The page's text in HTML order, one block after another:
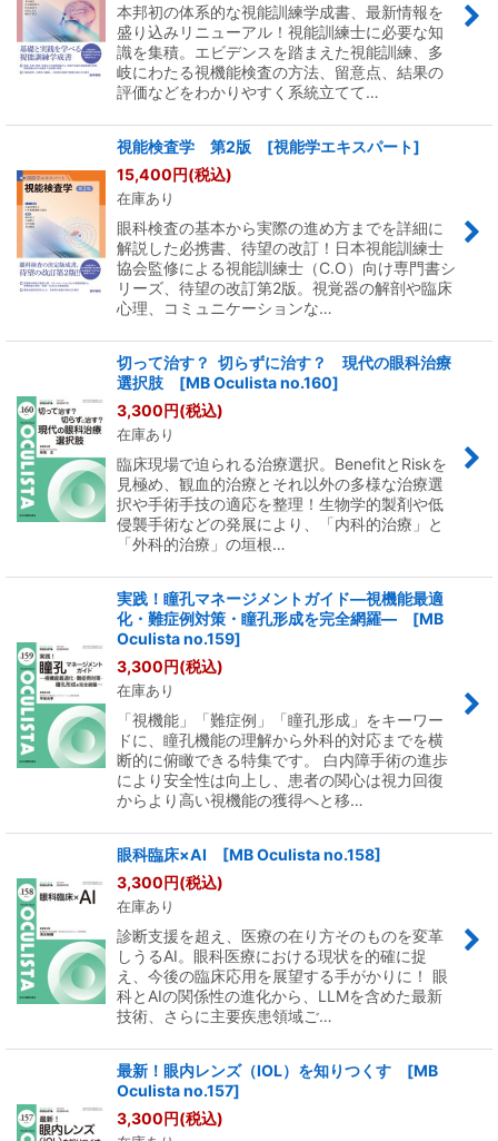
本邦初の体系的な視能訓練学成書、最新情報を
盛り込みリニューアル！視能訓練士に必要な知
識を集積。エビデンスを踏まえた視能訓練、多
岐にわたる視機能検査の方法、留意点、結果の
評価などをわかりやすく系統立てて…
視能検査学 第2版 [視能学エキスパート]
15,400円(税込)
在庫あり
眼科検査の基本から実際の進め方までを詳細に
解説した必携書、待望の改訂！日本視能訓練士
協会監修による視能訓練士（C.O）向け専門書シ
リーズ、待望の改訂第2版。視覚器の解剖や臨床
心理、コミュニケーションな…
切って治す？ 切らずに治す？ 現代の眼科治療
選択肢 [MB Oculista no.160]
3,300円(税込)
在庫あり
臨床現場で迫られる治療選択。BenefitとRiskを
見極め、観血的治療とそれ以外の多様な治療選
択や手術手技の適応を整理！生物学的製剤や低
侵襲手術などの発展により、「内科的治療」と
「外科的治療」の垣根…
実践！瞳孔マネージメントガイド―視機能最適
化・難症例対策・瞳孔形成を完全網羅― [MB
Oculista no.159]
3,300円(税込)
在庫あり
「視機能」「難症例」「瞳孔形成」をキーワー
ドに、瞳孔機能の理解から外科的対応までを横
断的に俯瞰できる特集です。 白内障手術の進歩
により安全性は向上し、患者の関心は視力回復
からより高い視機能の獲得へと移…
眼科臨床×AI [MB Oculista no.158]
3,300円(税込)
在庫あり
診断支援を超え、医療の在り方そのものを変革
しうるAI。眼科医療における現状を的確に捉
え、今後の臨床応用を展望する手がかりに！ 眼
科とAIの関係性の進化から、LLMを含めた最新
技術、さらに主要疾患領域ご…
最新！眼内レンズ（IOL）を知りつくす [MB
Oculista no.157]
3,300円(税込)